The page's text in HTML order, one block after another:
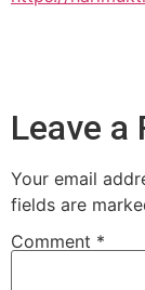
Leave a
Your email
fields are
Comment *